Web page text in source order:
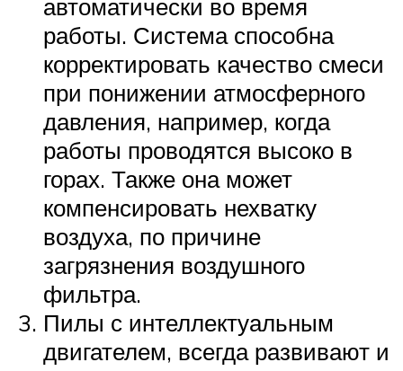
автоматически во время
работы. Система способна
корректировать качество смеси
при понижении атмосферного
давления, например, когда
работы проводятся высоко в
горах. Также она может
компенсировать нехватку
воздуха, по причине
загрязнения воздушного
фильтра.
Пилы с интеллектуальным
двигателем, всегда развивают и